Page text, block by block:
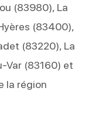
(83980), La
(83400),
(83220), La
Var (83160) et
la région